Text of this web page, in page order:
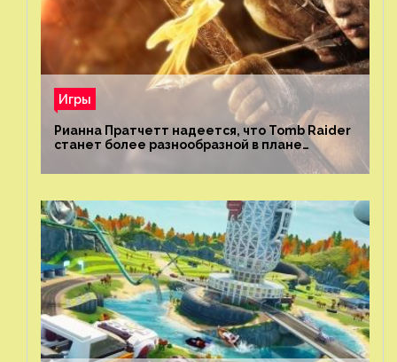
Игры
Рианна Пратчетт надеется, что Tomb Raider
станет более разнообразной в плане
репрезентации